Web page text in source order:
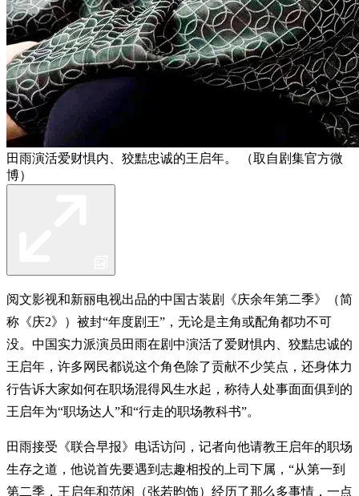
田雨演活爱财惧内、狡黠忠诚的王启年。 （取自剧集官方微
博）
阅文影视和新丽电视出品的中国古装剧《庆余年第二季》（简
称《庆2》）被封“年度剧王”，无论是主角或配角都功不可
没。中国实力派演员田雨在剧中演活了爱财惧内、狡黠忠诚的
王启年，许多网民都说这个角色除了贡献不少笑点，还身体力
行告诉大家如何在职场混得风生水起，称待人处事面面俱到的
王启年为“职场达人”和“行走的职场教科书”。
田雨接受《联合早报》电话访问，记者向他请教王启年的职场
生存之道，他说首先要遇到志趣相投的上司下属，“从第一到
第二季，王启年和范闲（张若昀饰）经历了那么多事情，一点